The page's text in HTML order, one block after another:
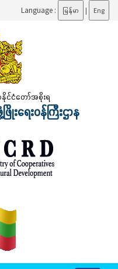
Language : မြန်မာ | Eng
နိုင်ငံတော်အစိုးရ
းရေးဝန်ကြီးဌာန